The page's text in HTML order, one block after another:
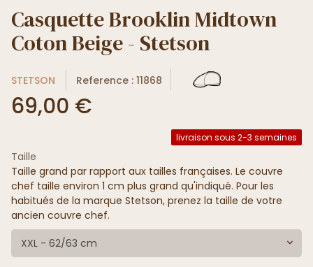
Casquette Brooklin Midtown
Coton Beige - Stetson
STETSON Reference : 11868
69,00 €
livraison sous 2-3 semaines
Taille
Taille grand par rapport aux tailles françaises. Le couvre
chef taille environ 1 cm plus grand qu'indiqué. Pour les
habitués de la marque Stetson, prenez la taille de votre
ancien couvre chef.
XXL - 62/63 cm